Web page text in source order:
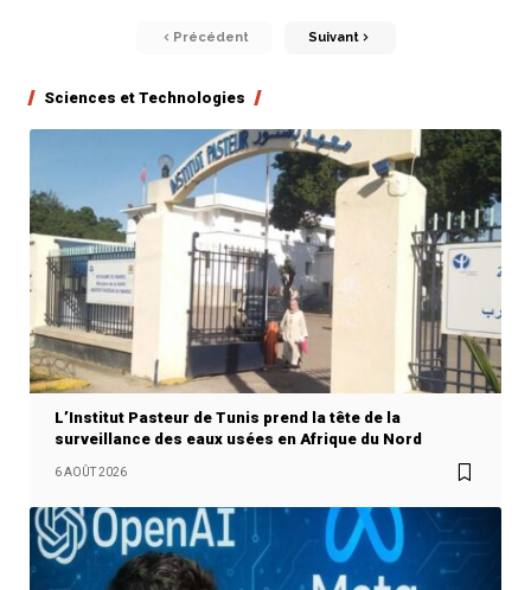
Précédent Suivant
Sciences et Technologies
L’Institut Pasteur de Tunis prend la tête de la
surveillance des eaux usées en Afrique du Nord
6 AOÛT 2026